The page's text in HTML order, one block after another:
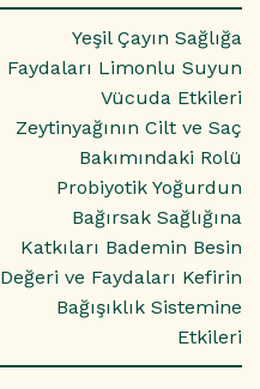
Yeşil Çayın Sağlığa
Faydaları Limonlu Suyun
Vücuda Etkileri
Zeytinyağının Cilt ve Saç
Bakımındaki Rolü
Probiyotik Yoğurdun
Bağırsak Sağlığına
Katkıları Bademin Besin
Değeri ve Faydaları Kefirin
Bağışıklık Sistemine
Etkileri